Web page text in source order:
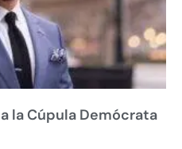
la Cúpula Demócrata